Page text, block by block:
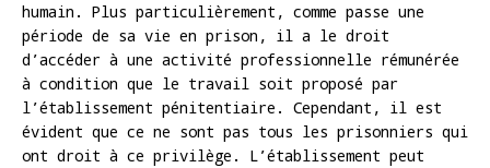
humain. Plus particulièrement, comme passe une
période de sa vie en prison, il a le droit
d’accéder à une activité professionnelle rémunérée
à condition que le travail soit proposé par
l’établissement pénitentiaire. Cependant, il est
évident que ce ne sont pas tous les prisonniers qui
ont droit à ce privilège. L’établissement peut